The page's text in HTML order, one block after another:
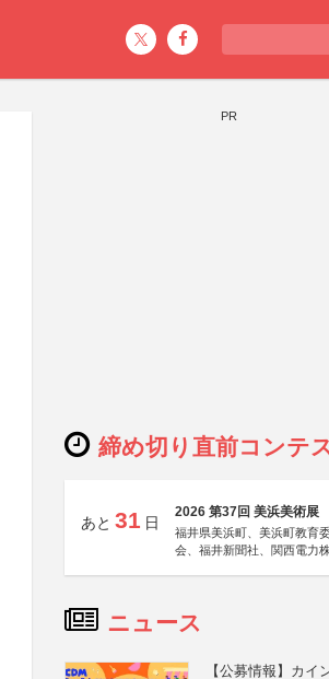
PR
締め切り直前コンテ
あと 31 日
2026 第37回 美浜美術展
福井県美浜町、美浜町教育
会、福井新聞社、関西電力株
ニュース
【公募情報】カイ